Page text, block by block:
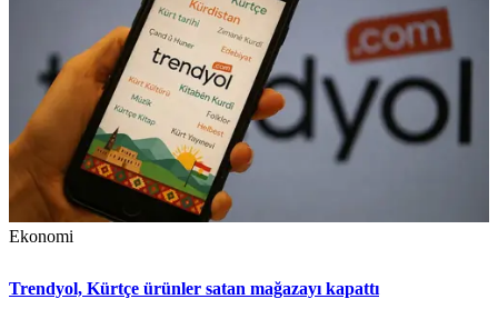
Ekonomi
Trendyol, Kürtçe ürünler satan mağazayı kapattı